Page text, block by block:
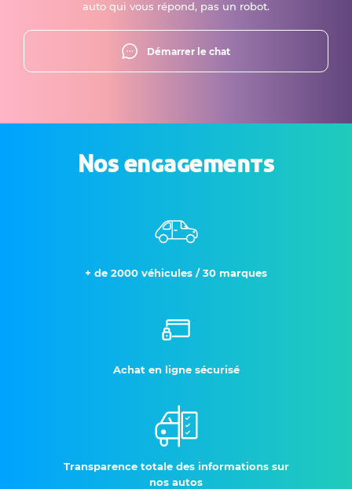
auto qui vous répond, pas un robot.
Démarrer le chat
Nos engagements
+ de 2000 véhicules / 30 marques
Achat en ligne sécurisé
Transparence totale des informations sur
nos autos